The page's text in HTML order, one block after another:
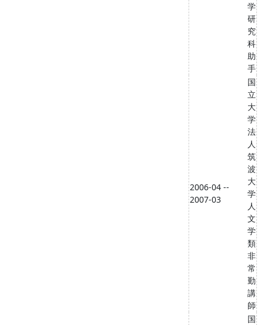
学
研
究
科
助
手
2006-04 --
2007-03
国
立
大
学
法
人
筑
波
大
学
人
文
学
類
非
常
勤
講
師
国